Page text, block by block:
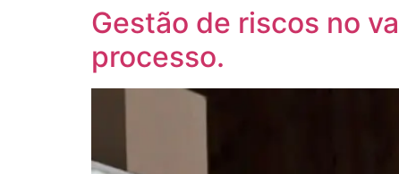
Gestão de riscos no
processo.